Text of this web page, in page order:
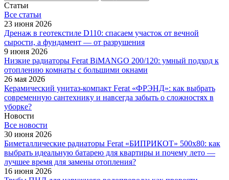
Статьи
Все cтатьи
23 июня 2026
Дренаж в геотекстиле D110: спасаем участок от вечной
сырости, а фундамент — от разрушения
9 июня 2026
Низкие радиаторы Ferat BiMANGO 200/120: умный подход к
отоплению комнаты с большими окнами
26 мая 2026
Керамический унитаз-компакт Ferat «ФРЭНД»: как выбрать
современную сантехнику и навсегда забыть о сложностях в
уборке?
Новости
Все новости
30 июня 2026
Биметаллические радиаторы Ferat «БИПРИКОТ» 500x80: как
выбрать идеальную батарею для квартиры и почему лето —
лучшее время для замены отопления?
16 июня 2026